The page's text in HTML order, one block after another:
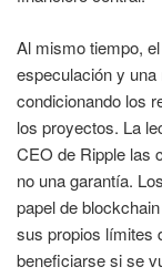
Al mismo tiempo,
especulación y
condicionando los
los proyectos. La
CEO de Ripple las
no una garantía.
papel de
sus propios límites
beneficiarse si se